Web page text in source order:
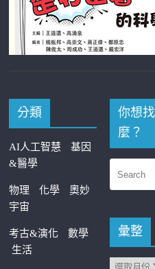
分類
AI人工智慧
基因
&醫學
物理 化學
奧妙
宇宙
考古&演化
數學
生活
你想
麼？
彙整